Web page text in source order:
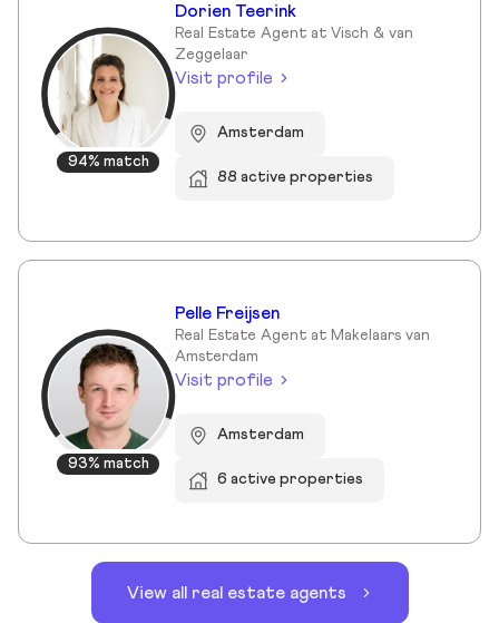
94% match
Dorien Teerink
Real Estate Agent at Visch & van
Zeggelaar
Visit profile
Amsterdam
88 active properties
93% match
Pelle Freijsen
Real Estate Agent at Makelaars van
Amsterdam
Visit profile
Amsterdam
6 active properties
View all real estate agents